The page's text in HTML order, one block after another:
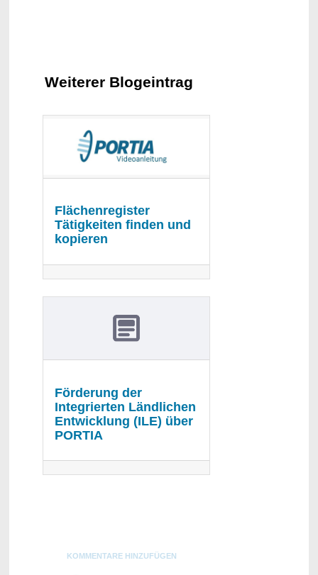
Weiterer Blogeintrag
Flächenregister
Tätigkeiten finden und
kopieren
Förderung der
Integrierten Ländlichen
Entwicklung (ILE) über
PORTIA
Blogs
KOMMENTARE HINZUFÜGEN